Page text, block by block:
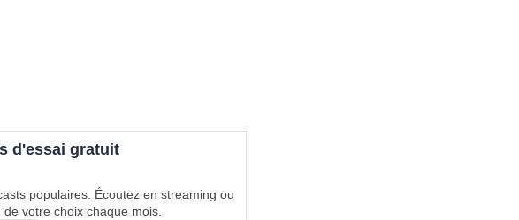
d'essai gratuit
populaires. Écoutez en streaming ou
votre choix chaque mois.